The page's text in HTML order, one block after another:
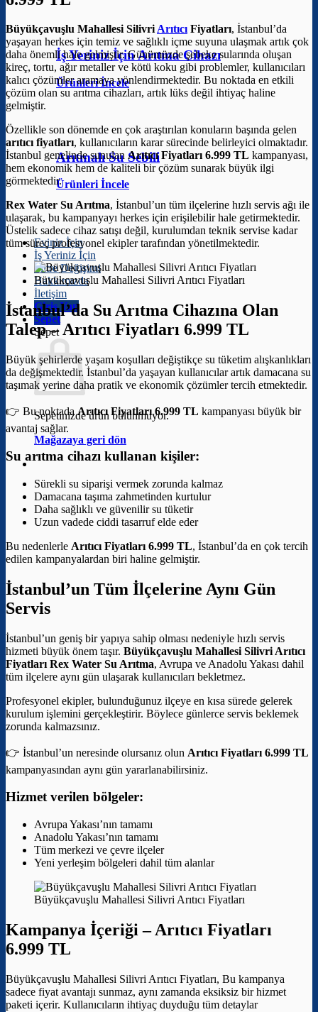
İş Yeriniz İçin Arıtma Cihazı
Ürünleri İncele
Arıtmalı Su Sebili
Ürünleri İncele
Eviniz İçin
İş Yeriniz İçin
Filtre Değişimi
Hakkımızda
İletişim
Giriş Yap
Sepet
Sepet
Sepetinizde ürün bulunmuyor.
Mağazaya geri dön
Büyükçavuşlu Mahallesi SilivriArıtıcıFiyatları, İstanbul’da
yaşayan herkes için temiz ve sağlıklı içme suyuna ulaşmak artık çok
daha önemli hale gelmiştir. Günümüzde şebeke sularında oluşan
kireç, tortu, ağır metaller ve kötü koku gibi problemler, kullanıcıları
kalıcı çözümler aramaya yönlendirmektedir. Bu noktada en etkili
çözüm olan su arıtma cihazları, artık lüks değil ihtiyaç haline
gelmiştir.
Özellikle son dönemde en çok araştırılan konuların başında gelen
arıtıcı fiyatları, kullanıcıların karar sürecinde belirleyici olmaktadır.
İstanbul genelinde sunulan Arıtıcı Fiyatları 6.999 TL kampanyası,
hem ekonomik hem de kaliteli bir çözüm sunarak büyük ilgi
görmektedir.
Rex Water Su Arıtma, İstanbul’un tüm ilçelerine hızlı servis ağı ile
ulaşarak, bu kampanyayı herkes için erişilebilir hale getirmektedir.
Üstelik sadece cihaz satışı değil, kurulumdan teknik servise kadar
tüm süreç profesyonel ekipler tarafından yönetilmektedir.
Büyükçavuşlu Mahallesi Silivri Arıtıcı Fiyatları
İstanbul’da Su Arıtma Cihazına Olan
Talep –Arıtıcı Fiyatları 6.999 TL
Büyük şehirlerde yaşam koşulları değiştikçe su tüketim alışkanlıkları
da değişmektedir. İstanbul’da yaşayan kullanıcılar artık damacana su
taşımak yerine daha pratik ve ekonomik çözümler tercih etmektedir.
👉 Bu noktadaArıtıcı Fiyatları 6.999 TL kampanyası büyük bir
avantaj sağlar.
Su arıtma cihazı kullanan kişiler:
Sürekli su siparişi vermek zorunda kalmaz
Damacana taşıma zahmetinden kurtulur
Daha sağlıklı ve güvenilir su tüketir
Uzun vadede ciddi tasarruf elde eder
Bu nedenlerle Arıtıcı Fiyatları 6.999 TL, İstanbul’da en çok tercih
edilen kampanyalardan biri haline gelmiştir.
İstanbul’un Tüm İlçelerine Aynı Gün
Servis
İstanbul’un geniş bir yapıya sahip olması nedeniyle hızlı servis
hizmeti büyük önem taşır. Büyükçavuşlu Mahallesi Silivri Arıtıcı
Fiyatları Rex Water Su Arıtma, Avrupa ve Anadolu Yakası dahil
tüm ilçelere aynı gün ulaşarak kullanıcıları bekletmez.
Profesyonel ekipler, bulunduğunuz ilçeye en kısa sürede gelerek
kurulum işlemini gerçekleştirir. Böylece günlerce servis beklemek
zorunda kalmazsınız.
👉 İstanbul’un neresinde olursanız olun Arıtıcı Fiyatları 6.999 TL
kampanyasından aynı gün yararlanabilirsiniz.
Hizmet verilen bölgeler:
Avrupa Yakası’nın tamamı
Anadolu Yakası’nın tamamı
Tüm merkezi ve çevre ilçeler
Yeni yerleşim bölgeleri dahil tüm alanlar
Büyükçavuşlu Mahallesi Silivri Arıtıcı Fiyatları
Kampanya İçeriği –Arıtıcı Fiyatları
6.999 TL
Büyükçavuşlu Mahallesi Silivri Arıtıcı Fiyatları, Bu kampanya
sadece fiyat avantajı sunmaz, aynı zamanda eksiksiz bir hizmet
paketi içerir. Kullanıcıların ihtiyaç duyduğu tüm detaylar